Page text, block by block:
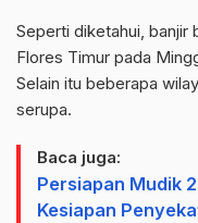
Seperti diketahui, banjir
Flores Timur pada
Selain itu beberapa
serupa.
Baca juga:
Persiapan Mudik
Kesiapan